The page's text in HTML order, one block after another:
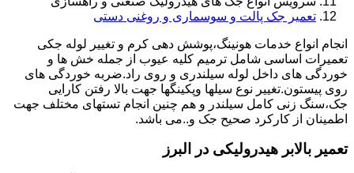
تعمیر جک پالت و سوسماری و روغنی دستی
انجام انواع خدمات هونینگ،پوشش دهی کرم و تغییر لوله جکی
تعمیرات اساسی شامل ترمیم کلیه عیوب از جمله خش ها و
خوردگی های داخل لوله سیلندری و روی راد.ضربه خوردگی های
روی پیستون.تغییر نوع سیلها وپکینگها جهت بالا رفتن کارایی
جک،سنگ زنی کامل سیلندر و هم چنین انجام تستهای مختلف جهت
اطمینان از کارکرد صحیح جک و..می باشد.
تعمیر بالابر هیدرولیکی در البرز